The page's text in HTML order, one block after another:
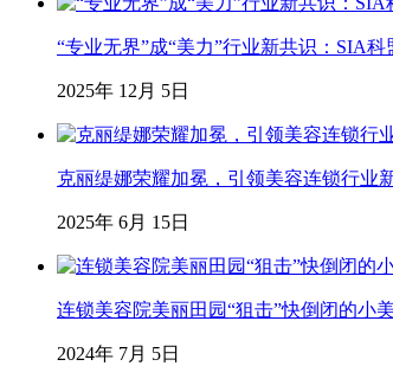
“专业无界”成“美力”行业新共识：SIA
2025年 12月 5日
克丽缇娜荣耀加冕，引领美容连锁行业
2025年 6月 15日
连锁美容院美丽田园“狙击”快倒闭的小
2024年 7月 5日